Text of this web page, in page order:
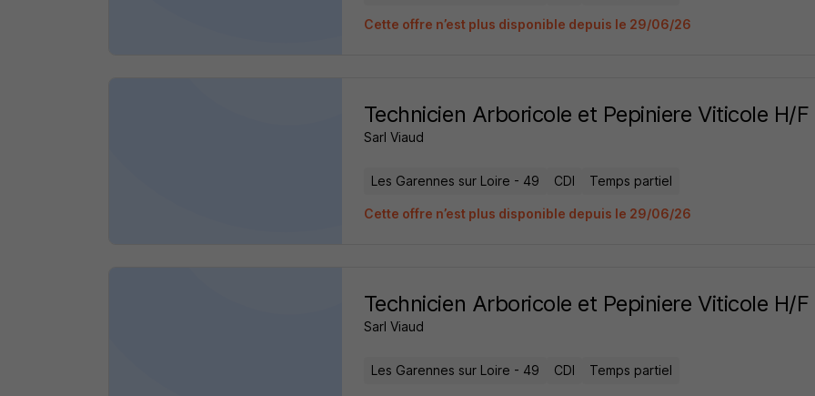
Cette offre n’est plus disponible depuis le 29/06/26
Technicien Arboricole et Pepiniere Viticole H/F
Sarl Viaud
Les Garennes sur Loire - 49 CDI Temps partiel
Cette offre n’est plus disponible depuis le 29/06/26
Technicien Arboricole et Pepiniere Viticole H/F
Sarl Viaud
Les Garennes sur Loire - 49 CDI Temps partiel